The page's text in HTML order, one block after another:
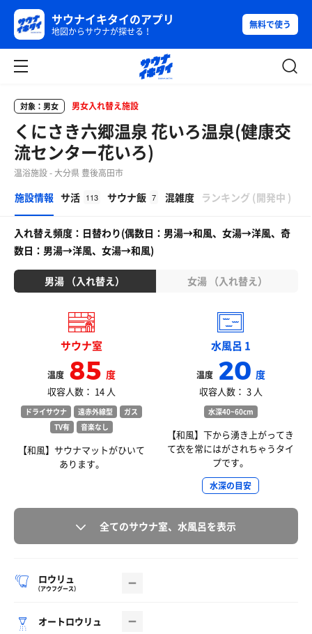
サウナイキタイのアプリ
地図からサウナが探せる！
無料で使う
対象：男女 男女入れ替え施設
くにさき六郷温泉 花いろ温泉(健康交
流センター花いろ)
温浴施設 - 大分県 豊後高田市
施設情報 サ活 113 サウナ飯 7 混雑度 ランキング (開発中 )
入れ替え頻度：日替わり(偶数日：男湯→和風、女湯→洋風、奇
数日：男湯→洋風、女湯→和風)
男湯 （入れ替え） 女湯 （入れ替え）
サウナ室
温度 85度
収容人数： 14 人
ドライサウナ 遠赤外線型
ガス
TV有
音楽なし
【和風】サウナマットがひいて
あります。
水風呂 1
温度20度
収容人数： 3 人
水深40~60cm
【和風】下から湧き上がってき
て衣を常にはがされちゃうタイ
プです。
水深の目安
全てのサウナ室、水風呂を表示
ロウリュ
（アウフグース）
オートロウリュ